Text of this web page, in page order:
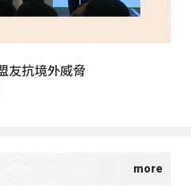
友抗境外威脅